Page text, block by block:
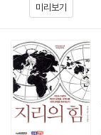
미리보기